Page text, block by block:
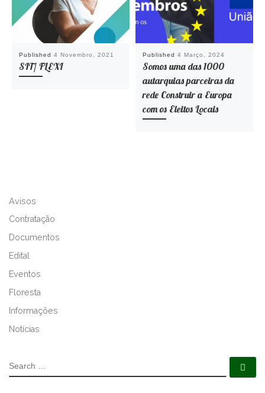
Published 4 Novembro, 2021
SIT/ FLEXI
Published 4 Março, 2024
Somos uma das 1000
autarquias parceiras da
rede Construir a Europa
com os Eleitos Locais
Avisos
Contratação
Documentos
Edital
Eventos
Floresta
Informações
Notícias
SEARCH